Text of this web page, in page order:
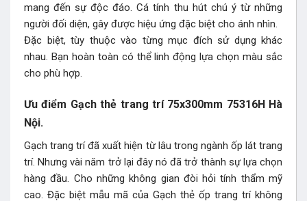
mang đến sự độc đáo. Cá tính thu hút chú ý từ những
người đối diện, gây được hiệu ứng đặc biệt cho ánh nhìn.
Đặc biệt, tùy thuộc vào từng mục đích sử dụng khác
nhau. Bạn hoàn toàn có thể linh động lựa chọn màu sắc
cho phù hợp.
Ưu điểm Gạch thẻ trang trí 75x300mm 75316H Hà
Nội.
Gạch trang trí đã xuất hiện từ lâu trong ngành ốp lát trang
trí. Nhưng vài năm trở lại đây nó đã trở thành sự lựa chọn
hàng đầu. Cho những không gian đòi hỏi tính thẩm mỹ
cao. Đặc biệt mẫu mã của Gạch thẻ ốp trang trí không